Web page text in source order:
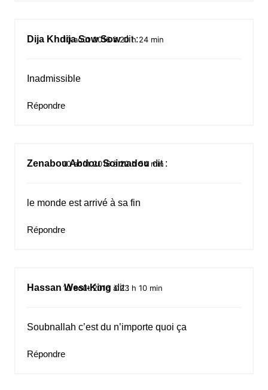
Dija Khdija Sow Sow dit :
10 août 2016 à 20 h 24 min
Inadmissible
Répondre
Zenabou Abdou Soimadou dit :
10 août 2016 à 22 h 54 min
le monde est arrivé à sa fin
Répondre
Hassan West-King dit :
10 août 2016 à 23 h 10 min
Soubnallah c’est du n’importe quoi ça
Répondre